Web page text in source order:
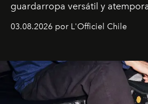
guardarropa versátil y
lanzamiento, los fundadores
la asesora creativa y jefa de
y la filosofía detrás de la
03.08.2026 por L'Officiel Chile